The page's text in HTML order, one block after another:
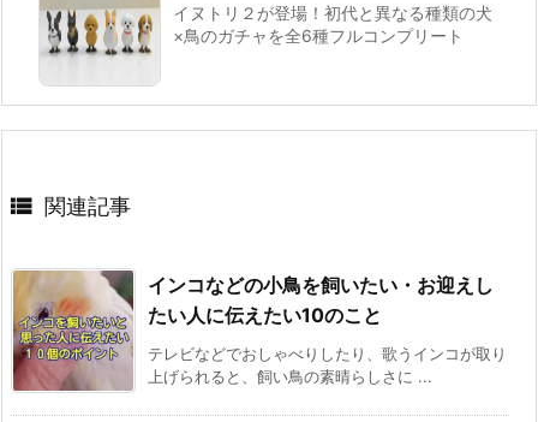
イヌトリ２が登場！初代と異なる種類の犬
×鳥のガチャを全6種フルコンプリート
 関連記事
インコなどの小鳥を飼いたい・お迎えし
たい人に伝えたい10のこと
テレビなどでおしゃべりしたり、歌うインコが取り
上げられると、飼い鳥の素晴らしさに ...